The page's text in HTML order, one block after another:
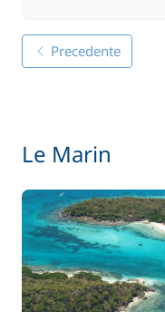
Precedente
Le Marin